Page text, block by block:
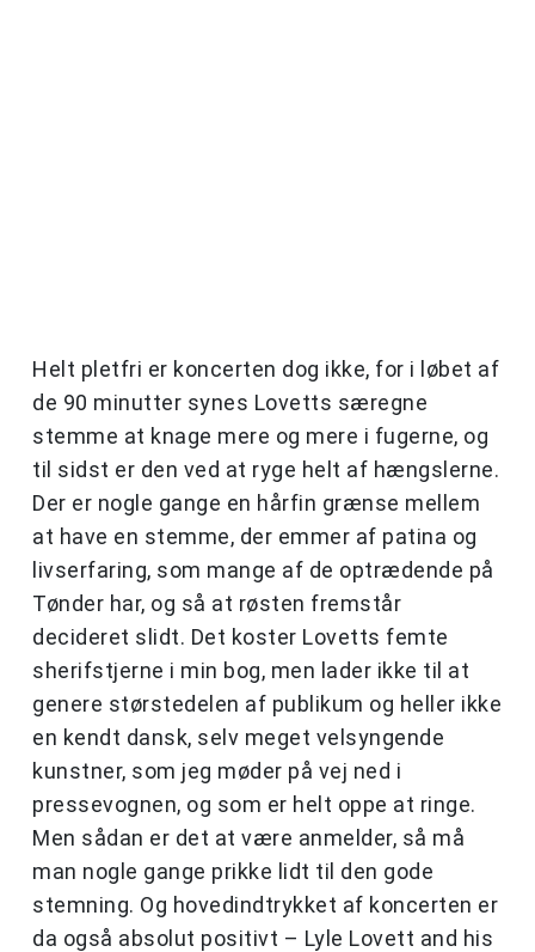
Helt pletfri er koncerten dog ikke, for i løbet af
de 90 minutter synes Lovetts særegne
stemme at knage mere og mere i fugerne, og
til sidst er den ved at ryge helt af hængslerne.
Der er nogle gange en hårfin grænse mellem
at have en stemme, der emmer af patina og
livserfaring, som mange af de optrædende på
Tønder har, og så at røsten fremstår
decideret slidt. Det koster Lovetts femte
sherifstjerne i min bog, men lader ikke til at
genere størstedelen af publikum og heller ikke
en kendt dansk, selv meget velsyngende
kunstner, som jeg møder på vej ned i
pressevognen, og som er helt oppe at ringe.
Men sådan er det at være anmelder, så må
man nogle gange prikke lidt til den gode
stemning. Og hovedindtrykket af koncerten er
da også absolut positivt – Lyle Lovett and his